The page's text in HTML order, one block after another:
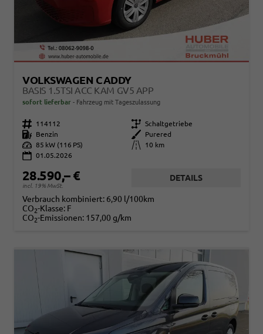
VOLKSWAGEN CADDY
BASIS 1.5TSI ACC KAM GV5 APP
sofort lieferbar Fahrzeug mit Tageszulassung
Fahrzeugnr. 114112 Getriebe Schaltgetriebe
Kraftstoff
Benzin Außenfarbe
Purered
Leistung 85 kW (116 PS) Kilometerstand
10 km
01.05.2026
28.590,– €
incl. 19% MwSt.
DETAILS
Verbrauch kombiniert: 6,90 l/100km
CO2-Klasse: F
CO2-Emissionen: 157,00 g/km